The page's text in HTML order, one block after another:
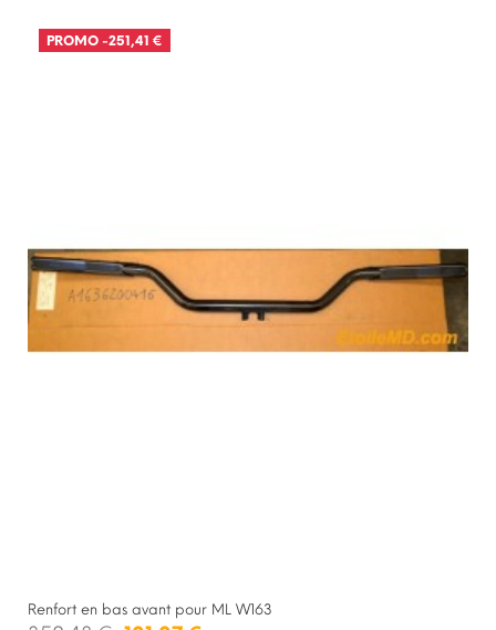
PROMO -251,41 €
Renfort en bas avant pour ML W163